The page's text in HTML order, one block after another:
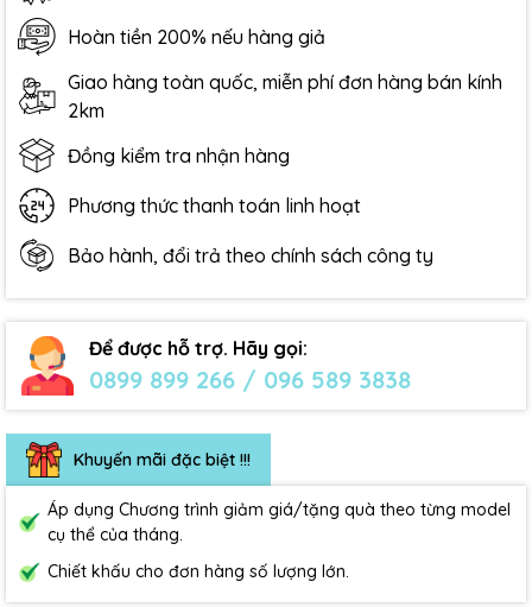
Hoàn tiền 200% nếu hàng giả
Giao hàng toàn quốc, miễn phí đơn hàng bán kính
2km
Đồng kiểm tra nhận hàng
Phương thức thanh toán linh hoạt
Bảo hành, đổi trả theo chính sách công ty
Để được hỗ trợ. Hãy gọi:
0899 899 266 / 096 589 3838
Khuyến mãi đặc biệt !!!
Áp dụng Chương trình giảm giá/tặng quà theo từng model
cụ thể của tháng.
Chiết khấu cho đơn hàng số lượng lớn.